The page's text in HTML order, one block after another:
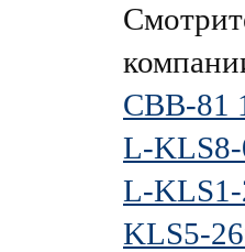
CBB-81
L-KLS8-
L-
KLS5-